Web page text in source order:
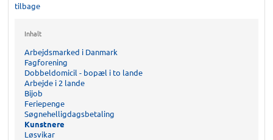
tilbage
Inhalt
Arbejdsmarked i Danmark
Fagforening
Dobbeldomicil - bopæl i to lande
Arbejde i 2 lande
Bijob
Feriepenge
Søgnehelligdagsbetaling
Kunstnere
Løsvikar